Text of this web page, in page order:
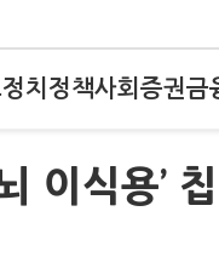
정치 정책사회 증권금
이식용’